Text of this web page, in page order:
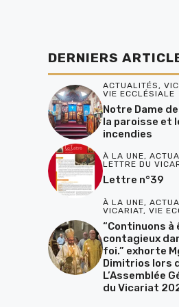
DERNIERS
ACTUALITÉS ,
VIE ECCLÉSIALE
Notre Dame
la paroisse et
incendies
À LA UNE,
LETTRE DU
Lettre n°39
À LA UNE,
VICARIAT, VIE
“Continuons à
contagieux
foi.” exhorte
Dimitrios lors
L’Assemblée
du Vicariat